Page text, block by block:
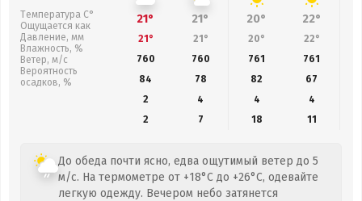
Температура С°
Ощущается как
Давление, мм
Влажность, %
Ветер, м/с
Вероятность
осадков, %
21° 21° 20° 22°
21° 21° 20° 22°
760
760 761 761
84
78 82 67
2
4 4
4
2
7 18 11
До обеда почти ясно, едва ощутимый ветер до 5
м/с. На термометре от +18°C до +26°C, одевайте
легкую одежду. Вечером небо затянется